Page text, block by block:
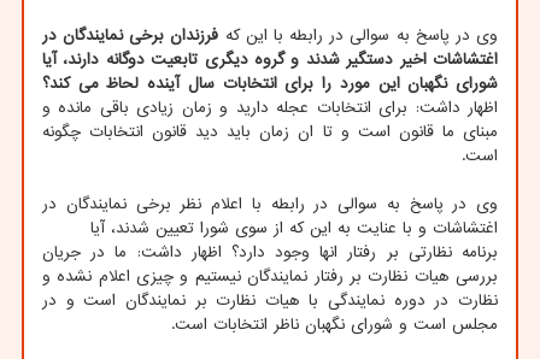
وی در پاسخ به سوالی در رابطه با این که فرزندان برخی نمایندگان در
اغتشاشات اخیر دستگیر شدند و گروه دیگری تابعیت دوگانه دارند، آیا
شورای نگهبان این مورد را برای انتخابات سال آینده لحاظ می کند؟
اظهار داشت: برای انتخابات عجله دارید و زمان زیادی باقی مانده و
مبنای ما قانون است و تا ان زمان باید دید قانون انتخابات چگونه
است.
وی در پاسخ به سوالی در رابطه با اعلام نظر برخی نمایندگان در
اغتشاشات و با عنایت به این که از سوی شورا تعیین شدند، آیا
برنامه نظارتی بر رفتار انها وجود دارد؟ اظهار داشت: ما در جریان
بررسی هیات نظارت بر رفتار نمایندگان نیستیم و چیزی اعلام نشده و
نظارت در دوره نمایندگی با هیات نظارت بر نمایندگان است و در
مجلس است و شورای نگهبان ناظر انتخابات است.